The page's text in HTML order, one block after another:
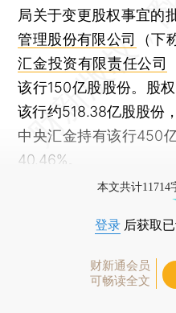
局关于变更股权事宜的
管理股份有限公司
（下
汇金投资有限责任公司
该行150亿股股份。股
该行约518.38亿股股份
中央汇金持有该行450
40.46%。
本文共计11714
登录 后获取
财新通会员
可畅读全文